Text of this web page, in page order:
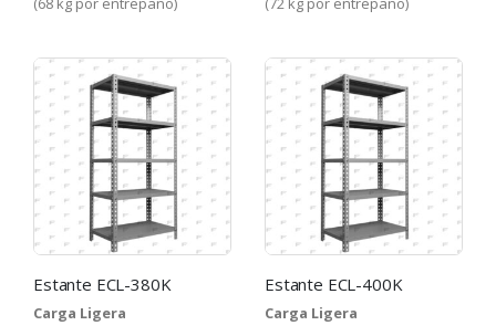
Estante ECL-380K
Carga Ligera
Estante ECL-400K
Carga Ligera